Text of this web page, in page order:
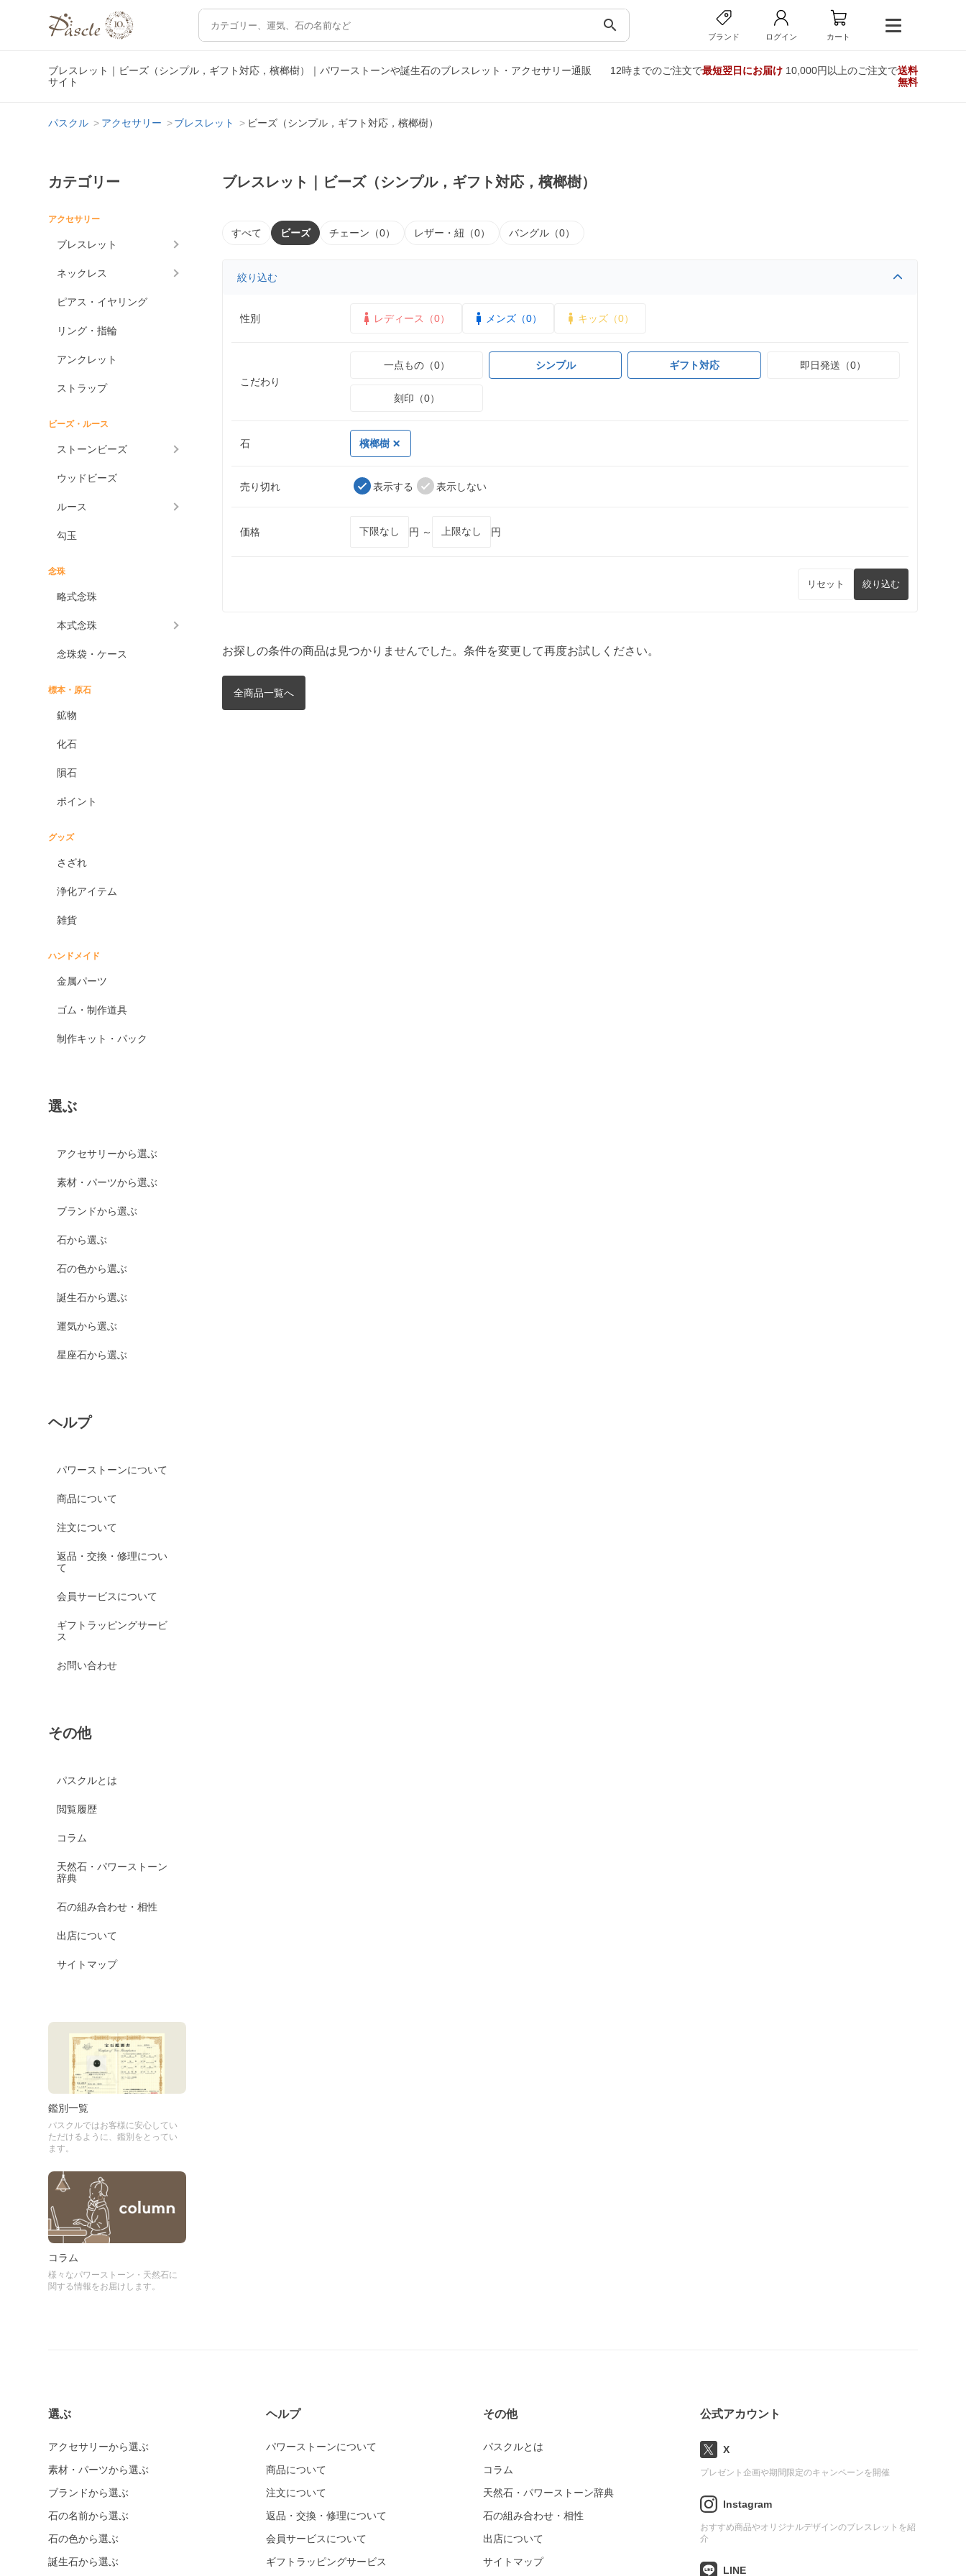
search
ブランド ログイン カート
ブレスレット｜ビーズ（シンプル，ギフト対応，檳榔樹）｜パワーストーンや誕生石のブレスレット・アクセサリー通販
サイト
12時までのご注文で最短翌日にお届け10,000円以上のご注文で送料
無料
パスクル アクセサリー ブレスレット ビーズ（シンプル，ギフト対応，檳榔樹）
カテゴリー
アクセサリー
ブレスレット
ネックレス
ピアス・イヤリング
リング・指輪
アンクレット
ストラップ
ビーズ・ルース
ストーンビーズ
ウッドビーズ
ルース
勾玉
念珠
略式念珠
本式念珠
念珠袋・ケース
標本・原石
鉱物
化石
隕石
ポイント
グッズ
さざれ
浄化アイテム
雑貨
ハンドメイド
金属パーツ
ゴム・制作道具
制作キット・パック
選ぶ
アクセサリーから選ぶ
素材・パーツから選ぶ
ブランドから選ぶ
石から選ぶ
石の色から選ぶ
誕生石から選ぶ
運気から選ぶ
星座石から選ぶ
ヘルプ
パワーストーンについて
商品について
注文について
返品・交換・修理につい
て
会員サービスについて
ギフトラッピングサービ
ス
お問い合わせ
その他
パスクルとは
閲覧履歴
コラム
天然石・パワーストーン
辞典
石の組み合わせ・相性
出店について
サイトマップ
鑑別一覧
パスクルではお客様に安心してい
ただけるように、鑑別をとってい
ます。
コラム
様々なパワーストーン・天然石に
関する情報をお届けします。
ブレスレット｜ビーズ（シンプル，ギフト対応，檳榔樹）
すべて ビーズ チェーン（0） レザー・紐（0） バングル（0）
絞り込む
性別 レディース（0） メンズ（0） キッズ（0）
こだわり
一点もの（0） シンプル ギフト対応 即日発送（0）
刻印（0）
石 檳榔樹
売り切れ 表示する 表示しない
価格 円 ～ 円
リセット 絞り込む
お探しの条件の商品は見つかりませんでした。条件を変更して再度お試しください。
全商品一覧へ
選ぶ
アクセサリーから選ぶ
素材・パーツから選ぶ
ブランドから選ぶ
石の名前から選ぶ
石の色から選ぶ
誕生石から選ぶ
ヘルプ
パワーストーンについて
商品について
注文について
返品・交換・修理について
会員サービスについて
ギフトラッピングサービス
その他
パスクルとは
コラム
天然石・パワーストーン辞典
石の組み合わせ・相性
出店について
サイトマップ
公式アカウント
X
プレゼント企画や期間限定のキャンペーンを開催
Instagram
おすすめ商品やオリジナルデザインのブレスレットを紹
介
LINE